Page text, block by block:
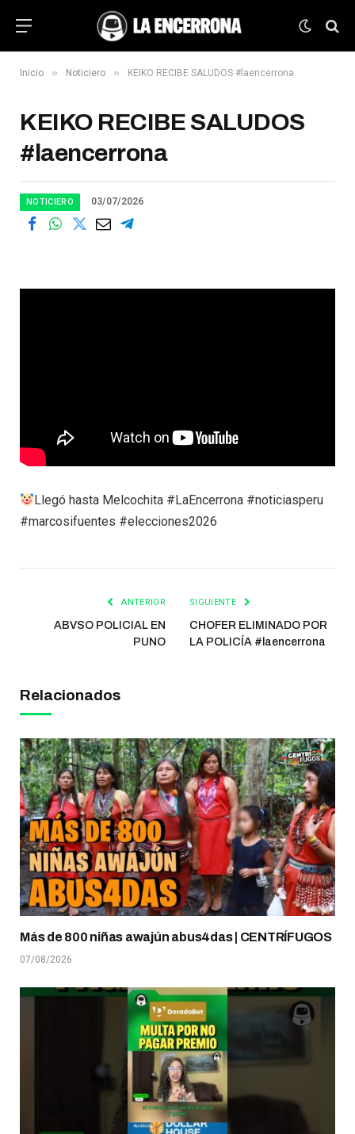
Inicio » Noticiero » KEIKO RECIBE SALUDOS #laencerrona
KEIKO RECIBE SALUDOS
#laencerrona
NOTICIERO 03/07/2026
Llegó hasta Melcochita #LaEncerrona #noticiasperu
#marcosifuentes #elecciones2026
ANTERIOR
ABVSO POLICIAL EN
PUNO
SIGUIENTE
CHOFER ELIMINADO POR
LA POLICÍA #laencerrona
Relacionados
Más de 800 niñas awajún abus4das | CENTRÍFUGOS
07/08/2026